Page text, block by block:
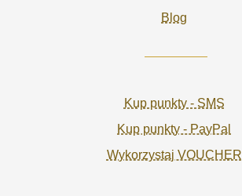
Blog
Kup punkty - SMS
Kup punkty - PayPal
Wykorzystaj VOUCHER